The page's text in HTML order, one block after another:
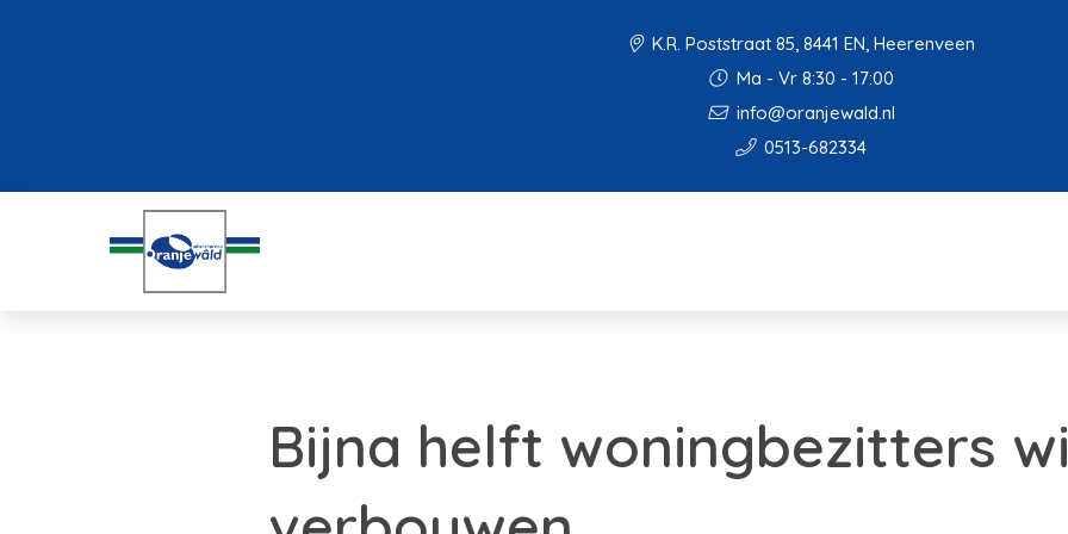
K.R. Poststraat 85, 8441 EN, Heerenveen
Ma - Vr 8:30 - 17:00
info@oranjewald.nl
0513-682334
Bijna helft woningbezitters